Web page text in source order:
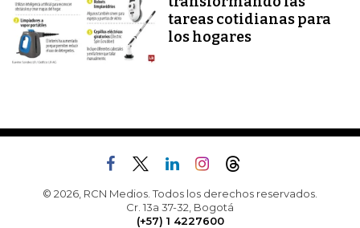
tareas cotidianas para
los hogares
© 2026, RCN Medios. Todos los derechos reservados.
Cr. 13a 37-32, Bogotá
(+57) 1 4227600